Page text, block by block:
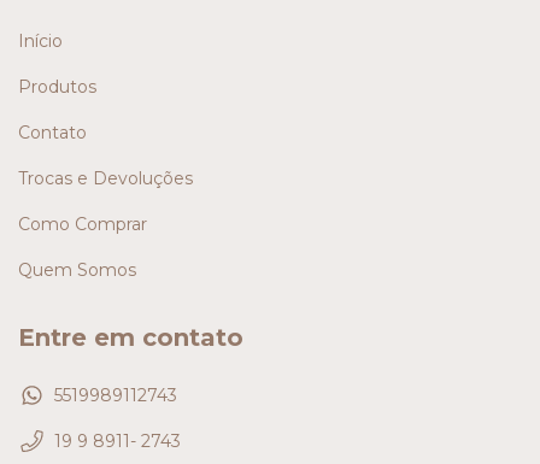
Início
Produtos
Contato
Trocas e Devoluções
Como Comprar
Quem Somos
Entre em contato
5519989112743
19 9 8911- 2743